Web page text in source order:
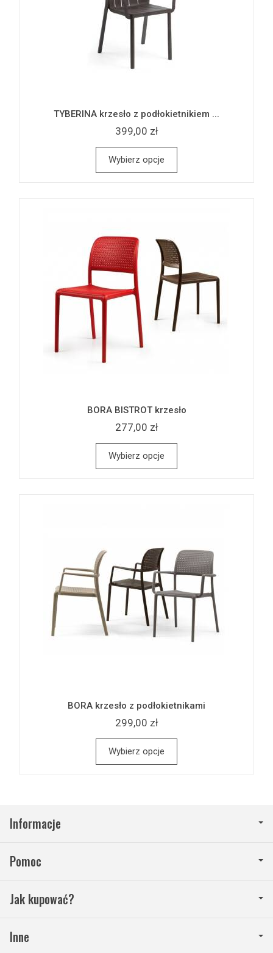
TYBERINA krzesło z podłokietnikiem ...
399,00 zł
Wybierz opcje
BORA BISTROT krzesło
277,00 zł
Wybierz opcje
BORA krzesło z podłokietnikami
299,00 zł
Wybierz opcje
Informacje
Pomoc
Jak kupować?
Inne